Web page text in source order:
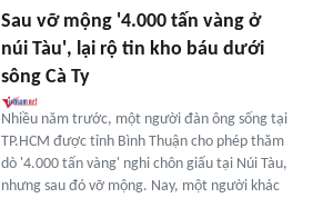
Sau vỡ mộng '4.000 tấn vàng ở
núi Tàu', lại rộ tin kho báu dưới
sông Cà Ty
Nhiều năm trước, một người đàn ông sống tại
TP.HCM được tỉnh Bình Thuận cho phép thăm
dò '4.000 tấn vàng' nghi chôn giấu tại Núi Tàu,
nhưng sau đó vỡ mộng. Nay, một người khác